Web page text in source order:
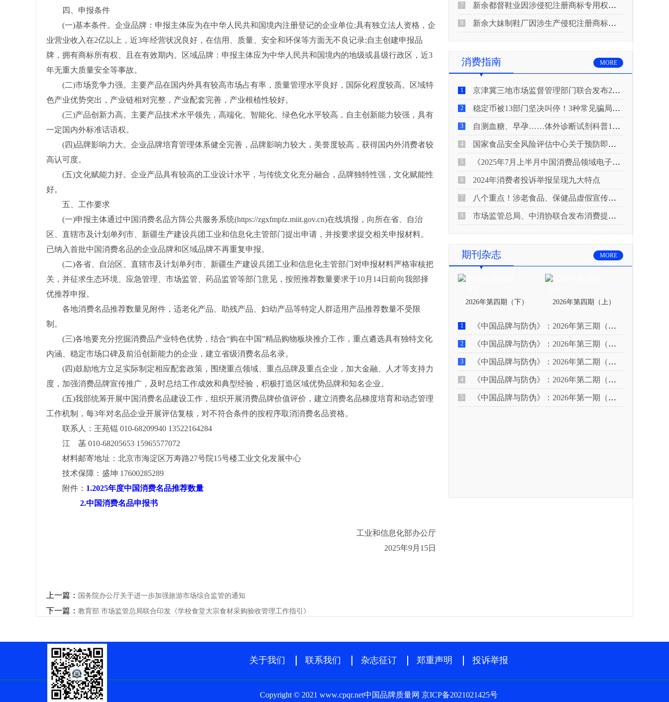
四、申报条件
(一)基本条件。企业品牌：申报主体应为在中华人民共和国境内注册登记的企业单位;具有独立法人资格，企
业营业收入在2亿以上，近3年经营状况良好，在信用、质量、安全和环保等方面无不良记录;自主创建申报品
牌，拥有商标所有权、且在有效期内。区域品牌：申报主体应为中华人民共和国境内的地级或县级行政区，近3
年无重大质量安全等事故。
(二)市场竞争力强。主要产品在国内外具有较高市场占有率，质量管理水平良好，国际化程度较高。区域特
色产业优势突出，产业链相对完整，产业配套完善，产业根植性较好。
(三)产品创新力高。主要产品技术水平领先，高端化、智能化、绿色化水平较高，自主创新能力较强，具有
一定国内外标准话语权。
(四)品牌影响力大。企业品牌培育管理体系健全完善，品牌影响力较大，美誉度较高，获得国内外消费者较
高认可度。
(五)文化赋能力好。企业产品具有较高的工业设计水平，与传统文化充分融合，品牌独特性强，文化赋能性
好。
五、工作要求
(一)申报主体通过中国消费名品方阵公共服务系统(https://zgxfmpfz.miit.gov.cn)在线填报，向所在省、自治
区、直辖市及计划单列市、新疆生产建设兵团工业和信息化主管部门提出申请，并按要求提交相关申报材料。
已纳入首批中国消费名品的企业品牌和区域品牌不再重复申报。
(二)各省、自治区、直辖市及计划单列市、新疆生产建设兵团工业和信息化主管部门对申报材料严格审核把
关，并征求生态环境、应急管理、市场监管、药品监管等部门意见，按照推荐数量要求于10月14日前向我部择
优推荐申报。
各地消费名品推荐数量见附件，适老化产品、助残产品、妇幼产品等特定人群适用产品推荐数量不受限
制。
(三)各地要充分挖掘消费品产业特色优势，结合“购在中国”精品购物板块推介工作，重点遴选具有独特文化
内涵、稳定市场口碑及前沿创新能力的企业，建立省级消费名品名录。
(四)鼓励地方立足实际制定相应配套政策，围绕重点领域、重点品牌及重点企业，加大金融、人才等支持力
度，加强消费品牌宣传推广，及时总结工作成效和典型经验，积极打造区域优势品牌和知名企业。
(五)我部统筹开展中国消费名品建设工作，组织开展消费品牌价值评价，建立消费名品梯度培育和动态管理
工作机制，每3年对名品企业开展评估复核，对不符合条件的按程序取消消费名品资格。
联系人：王苑锟 010-68209940 13522164284
江 菡 010-68205653 15965577072
材料邮寄地址：北京市海淀区万寿路27号院15号楼工业文化发展中心
技术保障：盛坤 17600285289
附件： 1.2025年度中国消费名品推荐数量
2.中国消费名品申报书
工业和信息化部办公厅
2025年9月15日
上一篇： 国务院办公厅关于进一步加强旅游市场综合监管的通知
下一篇： 教育部 市场监管总局联合印发《学校食堂大宗食材采购验收管理工作指引》
7 新余都督鞋业因涉侵犯注册商标专用权被查
8 新余大妹制鞋厂因涉生产侵犯注册商标专用权的产品被查
消费指南 MORE
1 京津冀三地市场监督管理部门联合发布2026年春节期间消费提示
2 稳定币被13部门坚决叫停！3种常见骗局“套路”曝光
3 自测血糖、早孕……体外诊断试剂科普10问来了！建议收藏
4 国家食品安全风险评估中心关于预防即食真空包装肉制品肉毒中毒的风险提示
5 《2025年7月上半月中国消费品领域电子电器行业产品质量投诉分析报告》
6 2024年消费者投诉举报呈现九大特点
7 八个重点！涉老食品、保健品虚假宣传识别技巧
8 市场监管总局、中消协联合发布消费提示：关注检测报告：果蔬安全的“通行证”
期刊杂志 MORE
2026年第四期（下） 2026年第四期（上）
1 《中国品牌与防伪》：2026年第三期（下）
2 《中国品牌与防伪》：2026年第三期（上）
3 《中国品牌与防伪》：2026年第二期（下）
4 《中国品牌与防伪》：2026年第二期（上）
5 《中国品牌与防伪》：2026年第一期（下）
关于我们 联系我们 杂志征订 郑重声明 投诉举报
Copyright © 2021 www.cpqr.net中国品牌质量网 京ICP备2021021425号